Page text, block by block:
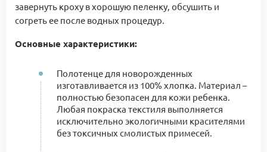
завернуть кроху в хорошую пеленку, обсушить и
согреть ее после водных процедур.
Основные характеристики:
Полотенце для новорожденных
изготавливается из 100% хлопка. Материал –
полностью безопасен для кожи ребенка.
Любая покраска текстиля выполняется
исключительно экологичными красителями
без токсичных смолистых примесей.